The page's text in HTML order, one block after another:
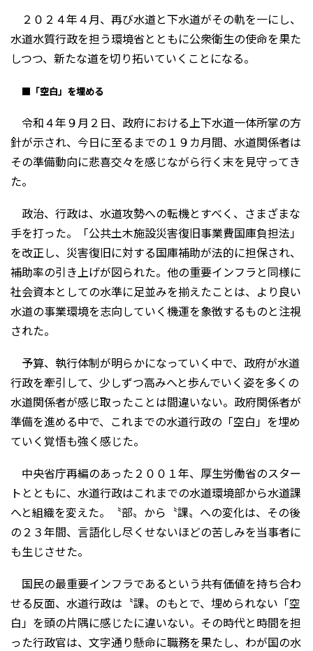
２０２４年４月、再び水道と下水道がその軌を一にし、
水道水質行政を担う環境省とともに公衆衛生の使命を果た
しつつ、新たな道を切り拓いていくことになる。
■「空白」を埋める
令和４年９月２日、政府における上下水道一体所掌の方
針が示され、今日に至るまでの１９カ月間、水道関係者は
その準備動向に悲喜交々を感じながら行く末を見守ってき
た。
政治、行政は、水道攻勢への転機とすべく、さまざまな
手を打った。「公共土木施設災害復旧事業費国庫負担法」
を改正し、災害復旧に対する国庫補助が法的に担保され、
補助率の引き上げが図られた。他の重要インフラと同様に
社会資本としての水準に足並みを揃えたことは、より良い
水道の事業環境を志向していく機運を象徴するものと注視
された。
予算、執行体制が明らかになっていく中で、政府が水道
行政を牽引して、少しずつ高みへと歩んでいく姿を多くの
水道関係者が感じ取ったことは間違いない。政府関係者が
準備を進める中で、これまでの水道行政の「空白」を埋め
ていく覚悟も強く感じた。
中央省庁再編のあった２００１年、厚生労働省のスター
トとともに、水道行政はこれまでの水道環境部から水道課
へと組織を変えた。〝部〟から〝課〟への変化は、その後
の２３年間、言語化し尽くせないほどの苦しみを当事者に
も生じさせた。
国民の最重要インフラであるという共有価値を持ち合わ
せる反面、水道行政は〝課〟のもとで、埋められない「空
白」を頭の片隅に感じたに違いない。その時代と時間を担
った行政官は、文字通り懸命に職務を果たし、わが国の水